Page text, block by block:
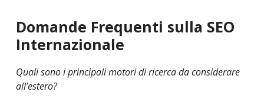
Domande Frequenti sulla SEO
Internazionale
Quali sono i principali motori di ricerca da considerare
all’estero?